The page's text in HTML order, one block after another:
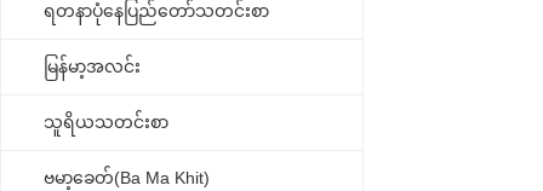
ရတနာပုံနေပြည်တော်သတင်းစာ
မြန်မာ့အလင်း
သူရိယသတင်းစာ
ဗမာ့ခေတ်(Ba Ma Khit)